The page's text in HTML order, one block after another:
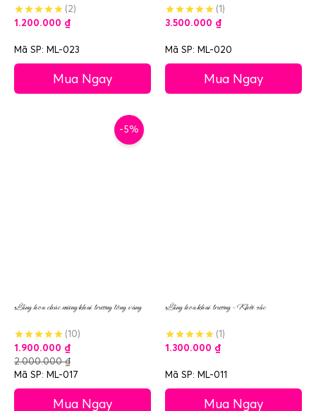
(2)
1.200.000 ₫
Mã SP: ML-023
Mua Ngay
(1)
3.500.000 ₫
Mã SP: ML-020
Mua Ngay
-5%
Lẵng hoa chúc mừng khai trương tông vàng
(10)
1.900.000 ₫
2.000.000₫
Mã SP: ML-017
Mua Ngay
Lẵng hoa khai trương – Khởi sắc
(1)
1.300.000 ₫
Mã SP: ML-011
Mua Ngay